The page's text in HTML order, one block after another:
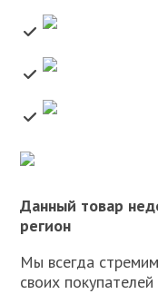
Данный товар
регион
Мы всегда
своих